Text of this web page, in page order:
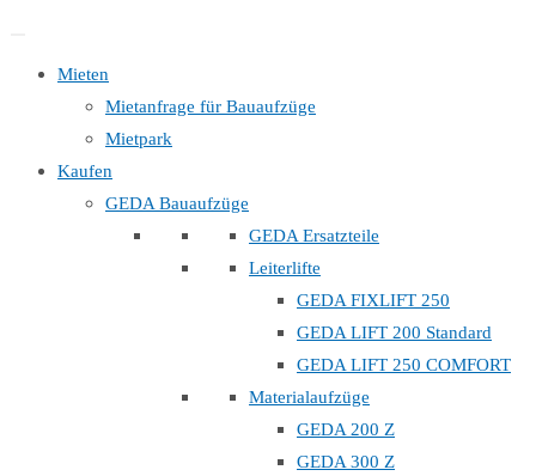
Mieten
Mietanfrage für Bauaufzüge
Mietpark
Kaufen
GEDA Bauaufzüge
GEDA Ersatzteile
Leiterlifte
GEDA FIXLIFT 250
GEDA LIFT 200 Standard
GEDA LIFT 250 COMFORT
Materialaufzüge
GEDA 200 Z
GEDA 300 Z